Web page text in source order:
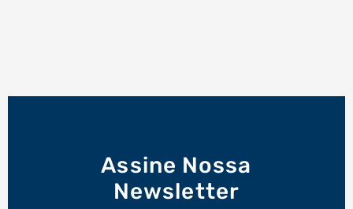
Assine Nossa
Newsletter